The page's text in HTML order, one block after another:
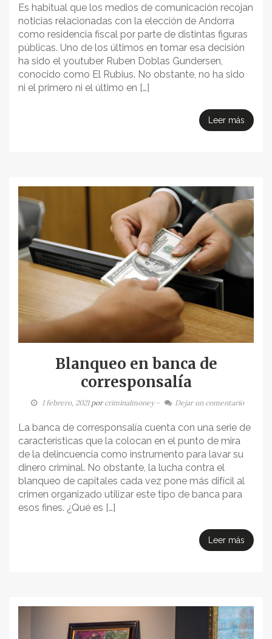
Es habitual que los medios de comunicación recojan
noticias relacionadas con la elección de Andorra
como residencia fiscal por parte de distintas figuras
públicas. Uno de los últimos en tomar esa decisión
ha sido el youtuber Ruben Doblas Gundersen,
conocido como El Rubius. No obstante, no ha sido
ni el primero ni el último en […]
Leer más
Blanqueo en banca de
corresponsalía
1 febrero, 2021porcriminalmoney - Dejar un comentario
La banca de corresponsalía cuenta con una serie de
características que la colocan en el punto de mira
de la delincuencia como instrumento para lavar su
dinero criminal. No obstante, la lucha contra el
blanqueo de capitales cada vez pone más difícil al
crimen organizado utilizar este tipo de banca para
esos fines. ¿Qué es […]
Leer más